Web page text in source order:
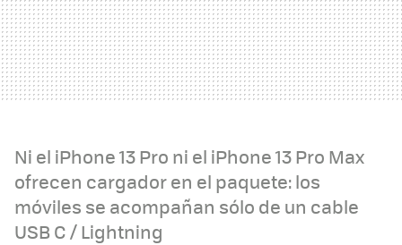
Ni el iPhone 13 Pro ni el iPhone 13 Pro Max
ofrecen cargador en el paquete: los
móviles se acompañan sólo de un cable
USB C / Lightning